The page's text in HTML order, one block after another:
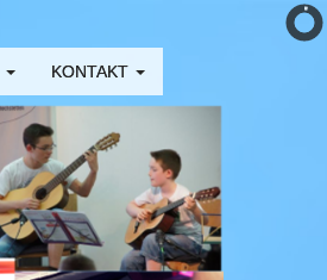
KONTAKT